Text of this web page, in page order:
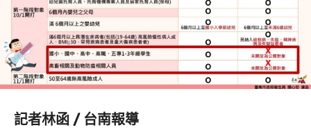
記者林函 / 台南報導